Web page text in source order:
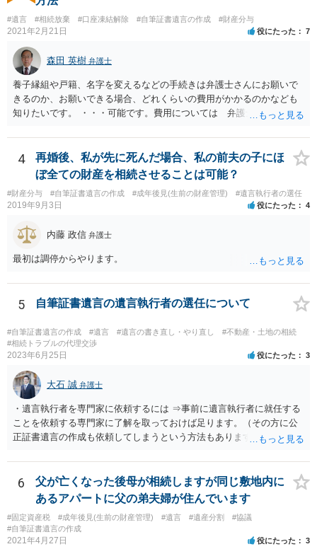
ようであれば警察への通報や法的措置も辞さないこと などを記載した
書面を発送してもらうことがよろしいように思います。
#遺言 #相続放棄 #口座凍結解除 #自筆証書遺言の作成 #財産分与
2021年2月21日 役にたった 7
森田 英樹 弁護士
養子縁組や戸籍、名字を変えるなどの手続きは弁護士さんにお願いで
きるのか、お願いできる場合、どれくらいの費用がかかるのかなども
知りたいです。 ・・・可能です。費用については 弁護士と直接面談
ています。 やはり、成人した子のことまでごちゃごちゃ考えず、自分
の事だけ考えるべきなのでしょうか ・・・お子さんの事をまで含め良
い解決案があればお悩みになるのは当然と言えば当然のことです。 彼
と親子関係を結びたいと思っているが、名字は変えたくない・・・養
子縁組の必要があり 氏も変更することになります。 しかし 彼は成人
しているとは言え、自分の子と私の連れ子、全て平等にしたいと希
望。もちろん私もそうできればと思います。 ・・・婚姻前の契約 あ
るいは 遺言書などで その意思を実現する方法はあります。 弁護
士に相談してみてください。
4
再婚後、私が先に死んだ場合、私の前夫の子にほ
ぼ全ての財産を相続させることは可能？
#財産分与 #自筆証書遺言の作成 #成年後見(生前の財産管理) #遺言執行者の選任
2019年9月3日 役にたった 4
内藤 政信 弁護士
最初は調停からやります。
5 自筆証書遺言の遺言執行者の選任について
#自筆証書遺言の作成 #遺言 #遺言の書き直し・やり直し
#不動産・土地の相続
#相続トラブルの代理交渉
2023年6月25日 役にたった 3
大石 誠 弁護士
・遺言執行者を専門家に依頼するには ⇒事前に遺言執行者に就任する
ことを依頼する専門家に了解を取っておけば足ります。（その方に公
正証書遺言の作成も依頼してしまうという方法もあります） 事前に了
ません。 遺言執行者に就任し、遺言執行が完了したときの報酬だけ、
弁護士費用としてかかります。 ・亡くなった際に、法務局に預けた自
筆証書遺言の存在を親族がなかったものにされる可能性 ⇒自筆の遺言
書を法務局に保管した場合、死亡後、法務局に遺言書の有無を照会す
ることになりますので、「法務局に預けた自筆証書遺言の存在を親族
がなかったもの」にすることはできません。 存在をなかったものにす
6
父が亡くなった後母が相続しますが同じ敷地内に
あるアパートに父の弟夫婦が住んでいます
#固定資産税 #成年後見(生前の財産管理) #遺言 #遺産分割
#協議
#自筆証書遺言の作成
2021年4月27日 役にたった 3